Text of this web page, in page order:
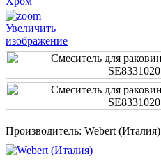
Увеличить
изображение
Производитель: Webert (Италия)